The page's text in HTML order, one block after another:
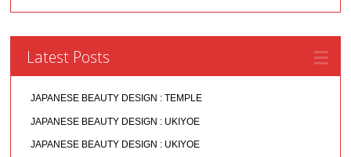
Latest Posts
JAPANESE BEAUTY DESIGN : TEMPLE
JAPANESE BEAUTY DESIGN : UKIYOE
JAPANESE BEAUTY DESIGN : UKIYOE